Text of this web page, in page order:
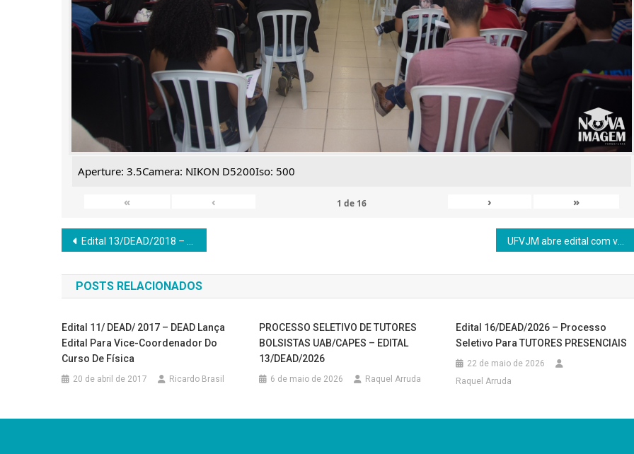
Aperture: 3.5Camera: NIKON D5200Iso: 500
« ‹ 1 de 16 › »
Navegação
de
Post
Edital 13/DEAD/2018 – Seleção de tutores presenciais UFVJM abre edital com vagas remanescentes dos cursos EaD
POSTS RELACIONADOS
Edital 11/ DEAD/ 2017 – DEAD Lança
Edital Para Vice-Coordenador Do
Curso De Física
20 de abril de 2017 Ricardo Brasil
PROCESSO SELETIVO DE TUTORES
BOLSISTAS UAB/CAPES – EDITAL
13/DEAD/2026
6 de maio de 2026 Raquel Arruda
Edital 16/DEAD/2026 – Processo
Seletivo Para TUTORES PRESENCIAIS
22 de maio de 2026
Raquel Arruda